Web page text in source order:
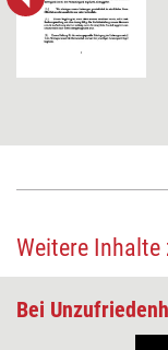
Weitere Inhalte
Bei